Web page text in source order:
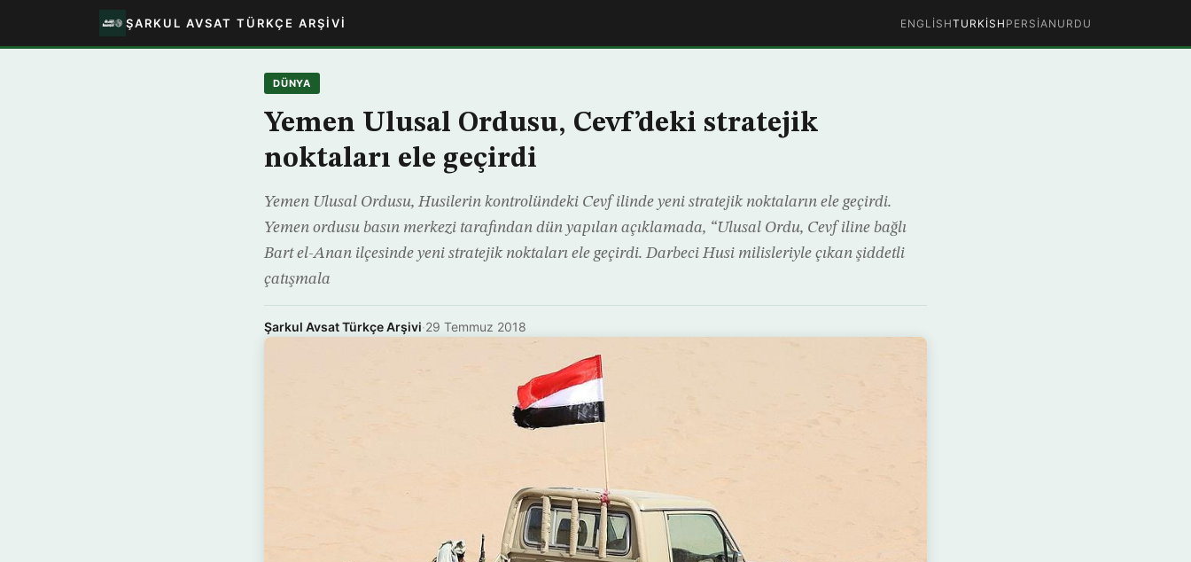
ŞARKUL AVSAT TÜRKÇE ARŞIVI ENGLISHTURKISH PERSIAN URDU
DÜNYA
Yemen Ulusal Ordusu, Cevf’deki stratejik
noktaları ele geçirdi
Yemen Ulusal Ordusu, Husilerin kontrolündeki Cevf ilinde yeni stratejik noktaların ele geçirdi.
Yemen ordusu basın merkezi tarafından dün yapılan açıklamada, “Ulusal Ordu, Cevf iline bağlı
Bart el-Anan ilçesinde yeni stratejik noktaları ele geçirdi. Darbeci Husi milisleriyle çıkan şiddetli
çatışmala
Şarkul Avsat Türkçe Arşivi·29 Temmuz 2018